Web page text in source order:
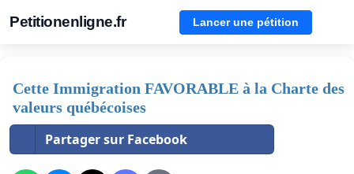
Petitionenligne.fr Lancer une pétition
Cette Immigration FAVORABLE à la Charte des
valeurs québécoises
Partager sur Facebook